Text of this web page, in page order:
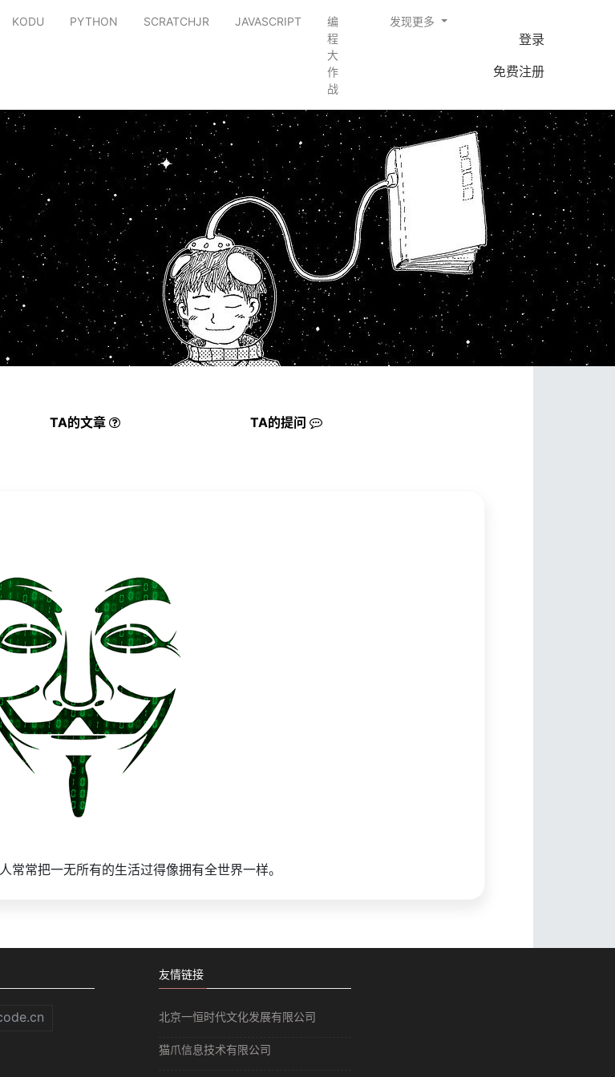
KODU PYTHON SCRATCHJR JAVASCRIPT
编
程
大
作
战
发现更多
登录
免费注册
TA的文章 TA的提问
常常把一无所有的生活过得像拥有全世界一样。
友情链接
北京一恒时代文化发展有限公司
猫爪信息技术有限公司